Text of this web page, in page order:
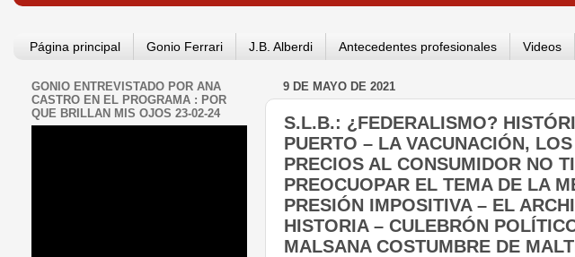
Página principal Gonio Ferrari J.B. Alberdi Antecedentes profesionales Videos
9 DE MAYO DE 2021
S.L.B.: ¿FEDERALISMO?
PUERTO – LA VACUNACIÓN,
PRECIOS AL CONSUMIDOR NO
PREOCUOPAR EL TEMA DE LA
PRESIÓN IMPOSITIVA – EL
HISTORIA – CULEBRÓN
MALSANA COSTUMBRE DE
GONIO ENTREVISTADO POR ANA
CASTRO EN EL PROGRAMA : POR
QUE BRILLAN MIS OJOS 23-02-24